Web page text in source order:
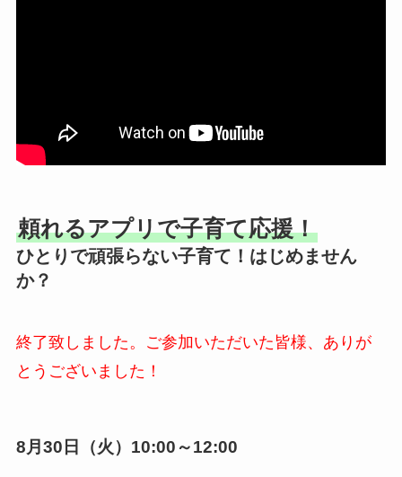
頼れるアプリで子育て応援！
ひとりで頑張らない子育て！はじめません
か？
終了致しました。ご参加いただいた皆様、ありが
とうございました！
8月30日（火）10:00～12:00